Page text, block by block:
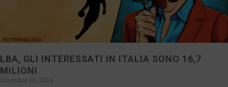
LBA, GLI INTERESSATI IN ITALIA SONO 16,7
MILIONI
Dicembre 30, 2024